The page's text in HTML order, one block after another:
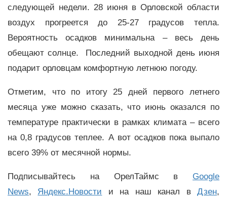
следующей недели. 28 июня в Орловской области
воздух прогреется до 25-27 градусов тепла.
Вероятность осадков минимальна – весь день
обещают солнце. Последний выходной день июня
подарит орловцам комфортную летнюю погоду.
Отметим, что по итогу 25 дней первого летнего
месяца уже можно сказать, что июнь оказался по
температуре практически в рамках климата – всего
на 0,8 градусов теплее. А вот осадков пока выпало
всего 39% от месячной нормы.
Подписывайтесь на ОрелТаймс в Google
News, Яндекс.Новости и на наш канал вДзен,